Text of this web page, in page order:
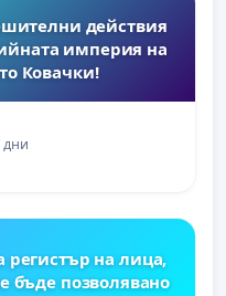
действия
империя на
Ковачки!
дни
регистър на лица,
бъде позволявано